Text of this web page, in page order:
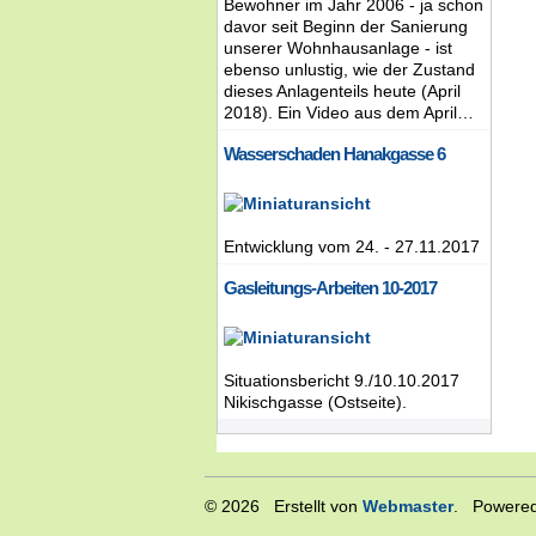
Bewohner im Jahr 2006 - ja schon
davor seit Beginn der Sanierung
unserer Wohnhausanlage - ist
ebenso unlustig, wie der Zustand
dieses Anlagenteils heute (April
2018). Ein Video aus dem April…
Wasserschaden Hanakgasse 6
Entwicklung vom 24. - 27.11.2017
Gasleitungs-Arbeiten 10-2017
Situationsbericht 9./10.10.2017
Nikischgasse (Ostseite).
© 2026 Erstellt von Webmaster.